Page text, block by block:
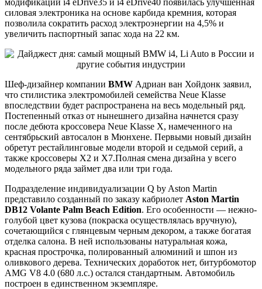
силовая электроника на основе карбида кремния, которая
позволила сократить расход электроэнергии на 4,5% и
увеличить паспортный запас хода на 22 км.
Шеф-дизайнер компании BMW Адриан ван Хойдонк заявил,
что стилистика электромобилей семейства Neue Klasse
впоследствии будет распространена на весь модельный ряд.
Постепенный отказ от нынешнего дизайна начнется сразу
после дебюта кроссовера Neue Klasse X, намеченного на
сентябрьский автосалон в Мюнхене. Первыми новый дизайн
обретут рестайлинговые модели второй и седьмой серий, а
также кроссоверы X2 и X7.Полная смена дизайна у всего
модельного ряда займет два или три года.
Подразделение индивидуализации Q by Aston Martin
представило созданный по заказу кабриолет Aston Martin
DB12 Volante Palm Beach Edition. Его особенности — нежно-
голубой цвет кузова (покраска осуществлялась вручную),
сочетающийся с глянцевым черным декором, а также богатая
отделка салона. В ней использованы натуральная кожа,
красная прострочка, полированный алюминий и шпон из
оливкового дерева. Технических доработок нет, битурбомотор
AMG V8 4.0 (680 л.с.) остался стандартным. Автомобиль
построен в единственном экземпляре.